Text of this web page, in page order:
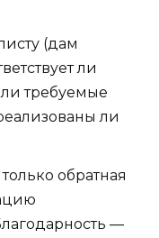
(дам
ли
ли требуемые
ли
обратная
—